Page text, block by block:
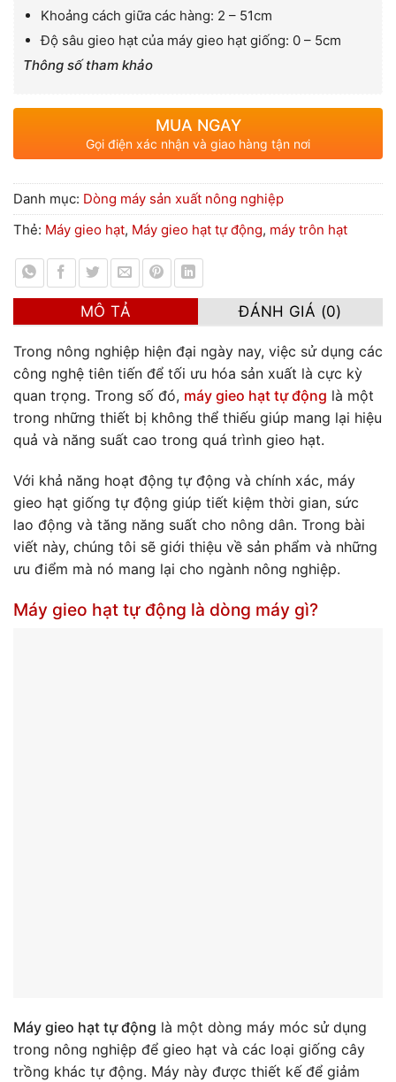
Khoảng cách giữa các hàng: 2 – 51cm
Độ sâu gieo hạt của máy gieo hạt giống: 0 – 5cm
Thông số tham khảo
MUA NGAY
Gọi điện xác nhận và giao hàng tận nơi
Danh mục: Dòng máy sản xuất nông nghiệp
Thẻ: Máy gieo hạt, Máy gieo hạt tự động, máy trôn hạt
MÔ TẢ ĐÁNH GIÁ (0)
Trong nông nghiệp hiện đại ngày nay, việc sử dụng các
công nghệ tiên tiến để tối ưu hóa sản xuất là cực kỳ
quan trọng. Trong số đó, máy gieo hạt tự động là một
trong những thiết bị không thể thiếu giúp mang lại hiệu
quả và năng suất cao trong quá trình gieo hạt.
Với khả năng hoạt động tự động và chính xác, máy
gieo hạt giống tự động giúp tiết kiệm thời gian, sức
lao động và tăng năng suất cho nông dân. Trong bài
viết này, chúng tôi sẽ giới thiệu về sản phẩm và những
ưu điểm mà nó mang lại cho ngành nông nghiệp.
Máy gieo hạt tự động là dòng máy gì?
Máy gieo hạt tự động là một dòng máy móc sử dụng
trong nông nghiệp để gieo hạt và các loại giống cây
trồng khác tự động. Máy này được thiết kế để giảm